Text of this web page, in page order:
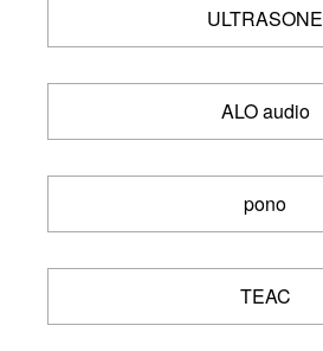
ULTRASONE
ALO audio
pono
TEAC